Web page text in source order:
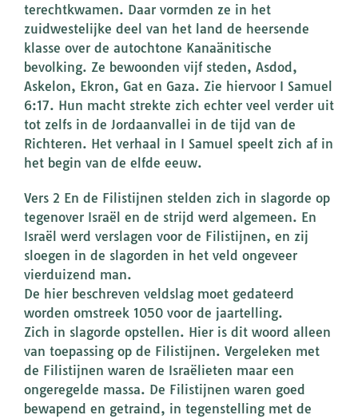
terechtkwamen. Daar vormden ze in het
zuidwestelijke deel van het land de heersende
klasse over de autochtone Kanaänitische
bevolking. Ze bewoonden vijf steden, Asdod,
Askelon, Ekron, Gat en Gaza. Zie hiervoor I Samuel
6:17. Hun macht strekte zich echter veel verder uit
tot zelfs in de Jordaanvallei in de tijd van de
Richteren. Het verhaal in I Samuel speelt zich af in
het begin van de elfde eeuw.
Vers 2 En de Filistijnen stelden zich in slagorde op
tegenover Israël en de strijd werd algemeen. En
Israël werd verslagen voor de Filistijnen, en zij
sloegen in de slagorden in het veld ongeveer
vierduizend man.
De hier beschreven veldslag moet gedateerd
worden omstreek 1050 voor de jaartelling.
Zich in slagorde opstellen. Hier is dit woord alleen
van toepassing op de Filistijnen. Vergeleken met
de Filistijnen waren de Israëlieten maar een
ongeregelde massa. De Filistijnen waren goed
bewapend en getraind, in tegenstelling met de